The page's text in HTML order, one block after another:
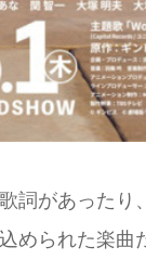
詞があったり
められた楽曲